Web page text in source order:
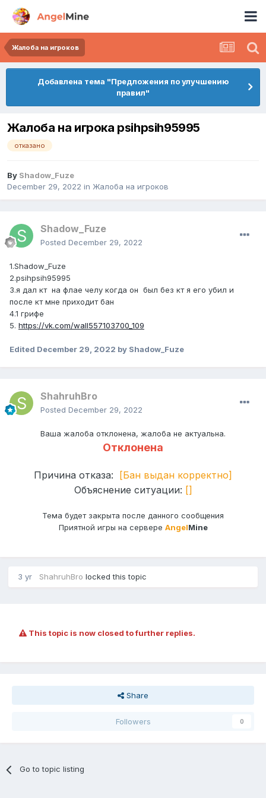
Жалоба на игроков
Добавлена тема "Предложения по улучшению
правил"
Жалоба на игрока psihpsih95995
отказано
By Shadow_Fuze
December 29, 2022 in Жалоба на игроков
Shadow_Fuze
Posted December 29, 2022
1.Shadow_Fuze
2.psihpsih95995
3.я дал кт на флае челу когда он был без кт я его убил и
после кт мне приходит бан
4.1 грифе
5. https://vk.com/wall557103700_109
Edited December 29, 2022 by Shadow_Fuze
ShahruhBro
Posted December 29, 2022
Ваша жалоба отклонена, жалоба не актуальна.
Отклонена
Причина отказа:
[Бан выдан корректно]
Объяснение ситуации: []
Тема будет закрыта после данного сообщения
Приятной игры на сервере AngelMine
3 yr ShahruhBro locked this topic
This topic is now closed to further replies.
Share
Followers 0
Go to topic listing